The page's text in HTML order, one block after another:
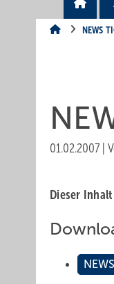
NEWS
01.02.2007
Dieser